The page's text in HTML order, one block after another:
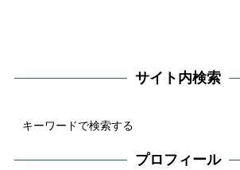
サイト内検索
プロフィール